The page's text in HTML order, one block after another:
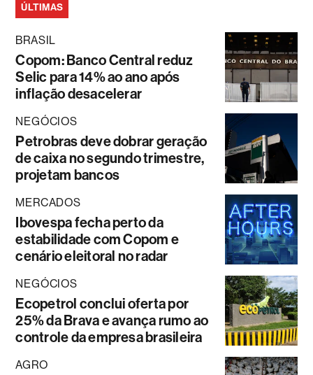
ÚLTIMAS
BRASIL
Copom: Banco Central reduz
Selic para 14% ao ano após
inflação desacelerar
NEGÓCIOS
Petrobras deve dobrar geração
de caixa no segundo trimestre,
projetam bancos
MERCADOS
Ibovespa fecha perto da
estabilidade com Copom e
cenário eleitoral no radar
NEGÓCIOS
Ecopetrol conclui oferta por
25% da Brava e avança rumo ao
controle da empresa brasileira
AGRO